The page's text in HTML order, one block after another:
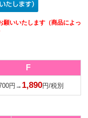
いいたします（商品によっ
F
円→1,890円/税別